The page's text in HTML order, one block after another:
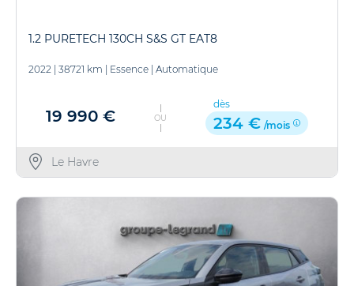
1.2 PURETECH 130CH S&S GT EAT8
2022 38721 km Essence Automatique
19 990 € OU
dès
234 € /mois
Le Havre